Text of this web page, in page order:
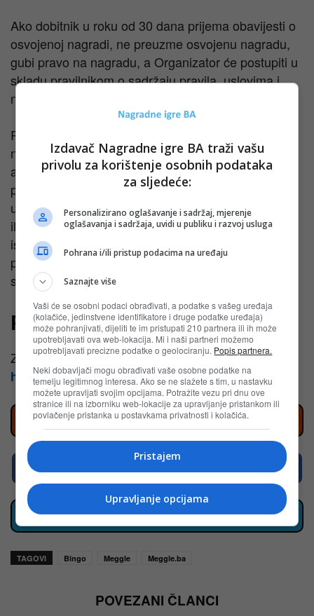
Ako dobitnik u roku od 30 dana prijema obavijesti o
osvojenoj nagradi, ne preuzme osvojenu nagradu,
gubi pravo na nagradu, a Organizator će postupiti u
skladu pravilnikom o sadržaju pravila, uslovima i
načinu priređivanja nagradnih igara.
Prilikom preuzimanja nagrade dobitnik je dužan dati
na uvid fiskalni račun kojem se obavljena kupnja
artikala i vrijednost iz člana 2. ovog Pravilnika i
potvrdi svoj identitet svojom osobnom iskaznicom ili
u slučaju maloljetne osobe ili osobe s ograničenom
ili oduzetom poslovnom sposobnošću, ličnom
iskaznicom jednog roditelja ili staratelja uz
predočenje rodnog lista ili rješenje i imenovanju za
staratelja, te potpisati izjavu od primitka iste
Pravila i prijava
Za prijavu i pravila otvorite sajt posjetite
https://nagradnaigra.meggle.ba/
Prati nove nagradne igre na Instagramu
Klikni za sve aktuelne nagradne igre u BiH
TAGOVI Bingo Meggle Meggle.ba
POVEZANI ČLANCI
Izdavač Nagradne igre BA traži vašu
privolu za korištenje osobnih podataka
za sljedeće:
Personalizirano oglašavanje i sadržaj, mjerenje
oglašavanja i sadržaja, uvidi u publiku i razvoj usluga
Pohrana i/ili pristup podacima na uređaju
Saznajte više
Vaši će se osobni podaci obrađivati, a podatke s vašeg uređaja
(kolačiće, jedinstvene identifikatore i druge podatke uređaja)
može pohranjivati, dijeliti te im pristupati 210 partnera ili ih može
upotrebljavati ova web-lokacija. Mi i naši partneri možemo
upotrebljavati precizne podatke o geolociranju. Popis partnera.
Neki dobavljači mogu obrađivati vaše osobne podatke na
temelju legitimnog interesa. Ako se ne slažete s tim, u nastavku
možete upravljati svojim opcijama. Potražite vezu pri dnu ove
stranice ili na izborniku web-lokacije za upravljanje pristankom ili
povlačenje pristanka u postavkama privatnosti i kolačića.
Pristajem
Upravljanje opcijama